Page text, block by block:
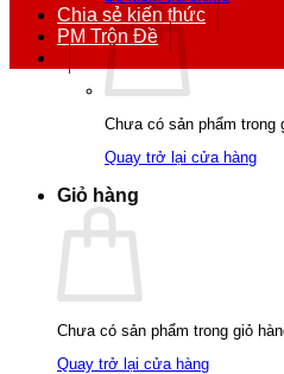
Chưa có sản phẩm trong
Quay trở lại cửa hàng
Giỏ hàng
Chưa có sản phẩm trong giỏ
Quay trở lại cửa hàng
Chia sẻ kiến thức
PM Trộn Đề